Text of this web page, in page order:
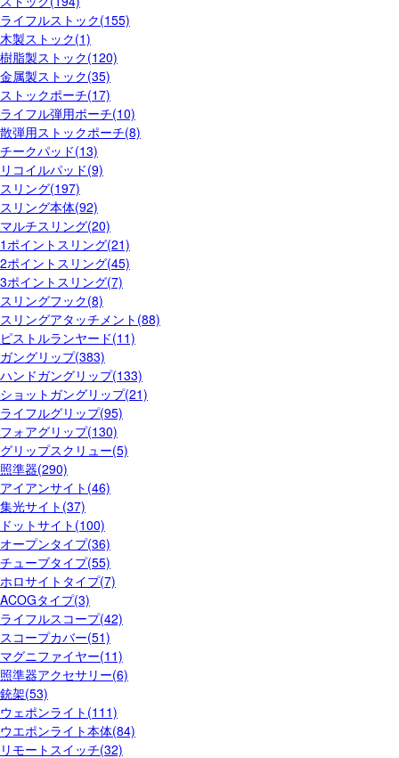
ライフルストック(155)
木製ストック(1)
樹脂製ストック(120)
金属製ストック(35)
ストックポーチ(17)
ライフル弾用ポーチ(10)
散弾用ストックポーチ(8)
チークパッド(13)
リコイルパッド(9)
スリング(197)
スリング本体(92)
マルチスリング(20)
1ポイントスリング(21)
2ポイントスリング(45)
3ポイントスリング(7)
スリングフック(8)
スリングアタッチメント(88)
ピストルランヤード(11)
ガングリップ(383)
ハンドガングリップ(133)
ショットガングリップ(21)
ライフルグリップ(95)
フォアグリップ(130)
グリップスクリュー(5)
照準器(290)
アイアンサイト(46)
集光サイト(37)
ドットサイト(100)
オープンタイプ(36)
チューブタイプ(55)
ホロサイトタイプ(7)
ACOGタイプ(3)
ライフルスコープ(42)
スコープカバー(51)
マグニファイヤー(11)
照準器アクセサリー(6)
銃架(53)
ウェポンライト(111)
ウエポンライト本体(84)
リモートスイッチ(32)